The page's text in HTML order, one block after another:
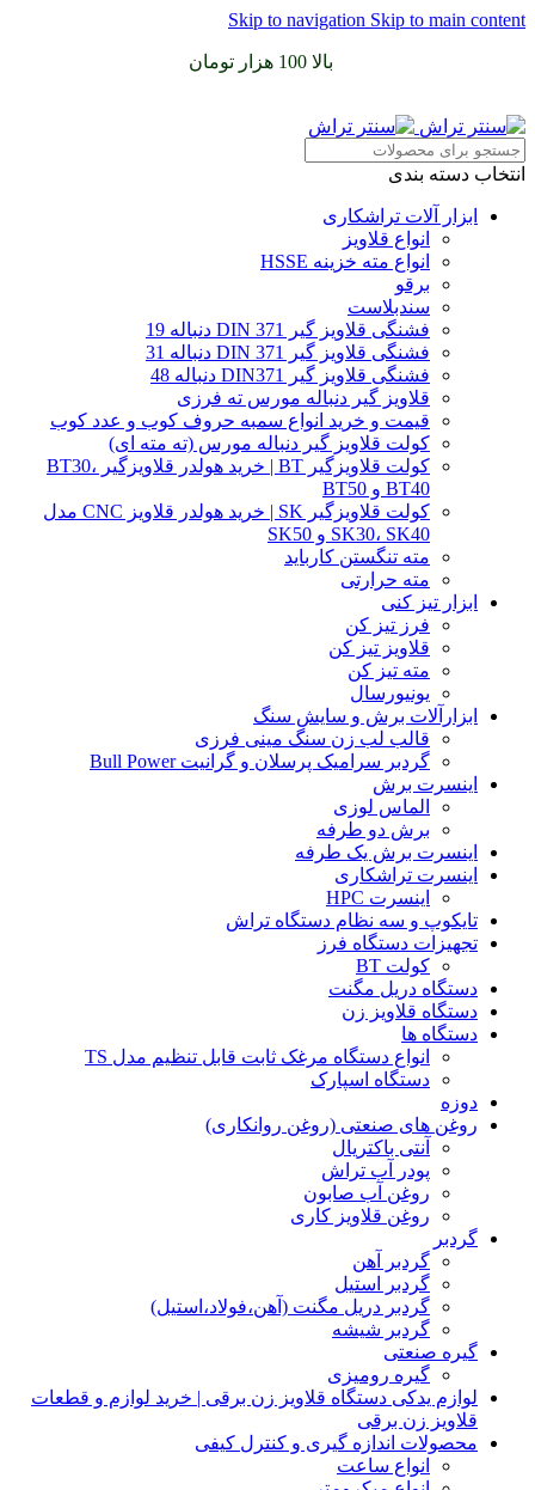
Skip to navigation Skip to main content
بالا 100 هزار تومان
انتخاب دسته بندی
ابزار آلات تراشکاری
انواع قلاویز
انواع مته خزینه HSSE
برقو
سندبلاست
فشنگی قلاویز گیر DIN 371 دنباله 19
فشنگی قلاویز گیر DIN 371 دنباله 31
فشنگی قلاویز گیر DIN371 دنباله 48
قلاویز گیر دنباله مورس ته فرزی
قیمت و خرید انواع سمبه حروف کوب و عدد کوب
کولت قلاویز گیر دنباله مورس (ته مته ای)
کولت قلاویزگیر BT | خرید هولدر قلاویزگیر BT30،
BT40 و BT50
کولت قلاویزگیر SK | خرید هولدر قلاویز CNC مدل
SK30، SK40 و SK50
مته تنگستن کارباید
مته حرارتی
ابزار تیز کنی
فرز تیز کن
قلاویز تیز کن
مته تیز کن
یونیورسال
ابزارآلات برش و سایش سنگ
قالب لب زن سنگ مینی فرزی
گردبر سرامیک پرسلان و گرانیت Bull Power
اینسرت برش
الماس لوزی
برش دو طرفه
اینسرت برش یک طرفه
اینسرت تراشکاری
اینسرت HPC
تایکوپ و سه نظام دستگاه تراش
تجهیزات دستگاه فرز
کولت BT
دستگاه دریل مگنت
دستگاه قلاویز زن
دستگاه ها
انواع دستگاه مرغک ثابت قابل تنظیم مدل TS
دستگاه اسپارک
دوزه
روغن های صنعتی (روغن روانکاری)
آنتی باکتریال
پودر آب تراش
روغن آب صابون
روغن قلاویز کاری
گردبر
گردبر آهن
گردبر استیل
گردبر دریل مگنت (آهن،فولاد،استیل)
گردبر شیشه
گیره صنعتی
گیره رومیزی
لوازم یدکی دستگاه قلاویز زن برقی | خرید لوازم و قطعات
قلاویز زن برقی
محصولات اندازه گیری و کنترل کیفی
انواع ساعت